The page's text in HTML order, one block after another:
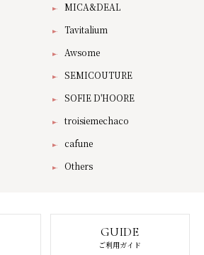
MICA&DEAL
Tavitalium
Awsome
SEMICOUTURE
SOFIE D'HOORE
troisiemechaco
cafune
Others
GUIDE
ご利用ガイド